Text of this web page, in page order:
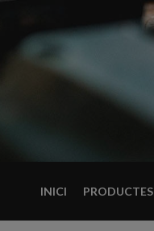
INICI PRODUCTES